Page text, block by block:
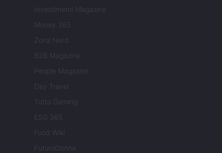
Investimenti Magazine
Money 365
Zona Nerd
B2B Magazine
People Magazine
Day Travel
Tutto Gaming
ESG 365
Food Wiki
FuturoDonna